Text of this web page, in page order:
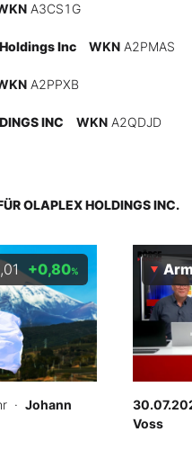
A3CS1G
Inc WKN A2PMAS
A2PPXB
INC WKN A2QDJD
OLAPLEX HOLDINGS INC.
+0,80%
· Johann
Arm
Voss